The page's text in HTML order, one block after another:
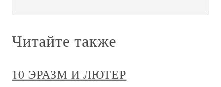
Читайте также
10 ЭРАЗМ И ЛЮТЕР